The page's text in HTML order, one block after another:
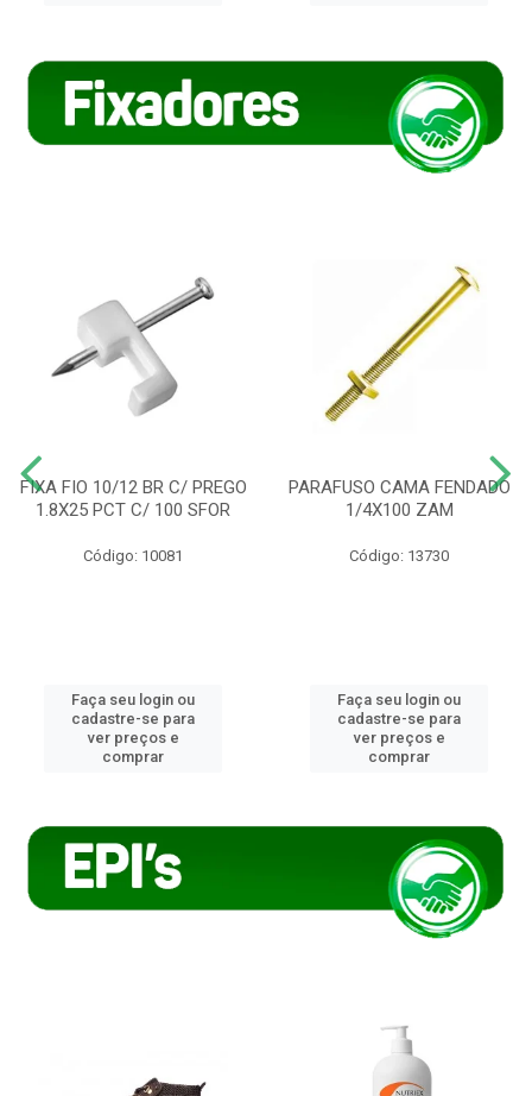
FIXA FIO 10/12 BR C/ PREGO
1.8X25 PCT C/ 100 SFOR
Código: 10081
Faça seu login ou
cadastre-se para
ver preços e
comprar
PARAFUSO CAMA FENDADO
1/4X100 ZAM
Código: 13730
Faça seu login ou
cadastre-se para
ver preços e
comprar